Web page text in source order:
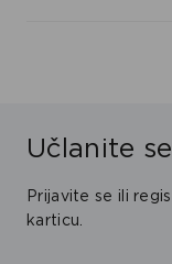
Učlanite
Prijavite se ili
karticu.